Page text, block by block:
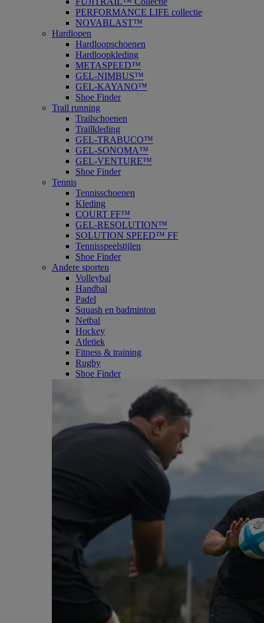
PERFORMANCE LIFE collectie
NOVABLAST™
Hardlopen
Hardloopschoenen
Hardloopkleding
METASPEED™
GEL-NIMBUS™
GEL-KAYANO™
Shoe Finder
Trail running
Trailschoenen
Trailkleding
GEL-TRABUCO™
GEL-SONOMA™
GEL-VENTURE™
Shoe Finder
Tennis
Tennisschoenen
Kleding
COURT FF™
GEL-RESOLUTION™
SOLUTION SPEED™ FF
Tennisspeelstijlen
Shoe Finder
Andere sporten
Volleybal
Handbal
Padel
Squash en badminton
Netbal
Hockey
Atletiek
Fitness & training
Rugby
Shoe Finder